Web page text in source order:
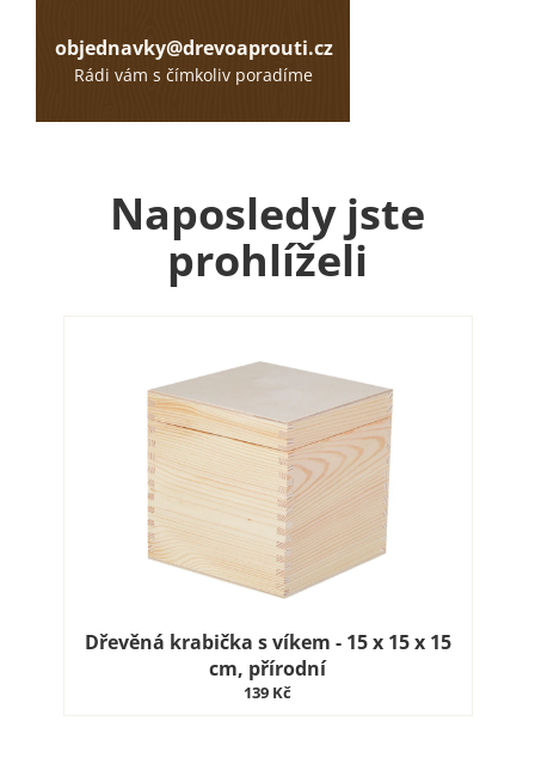
objednavky@drevoaprouti.cz
Rádi vám s čímkoliv poradíme
Naposledy jste
prohlíželi
Dřevěná krabička s víkem - 15 x 15 x 15
cm, přírodní
139 Kč